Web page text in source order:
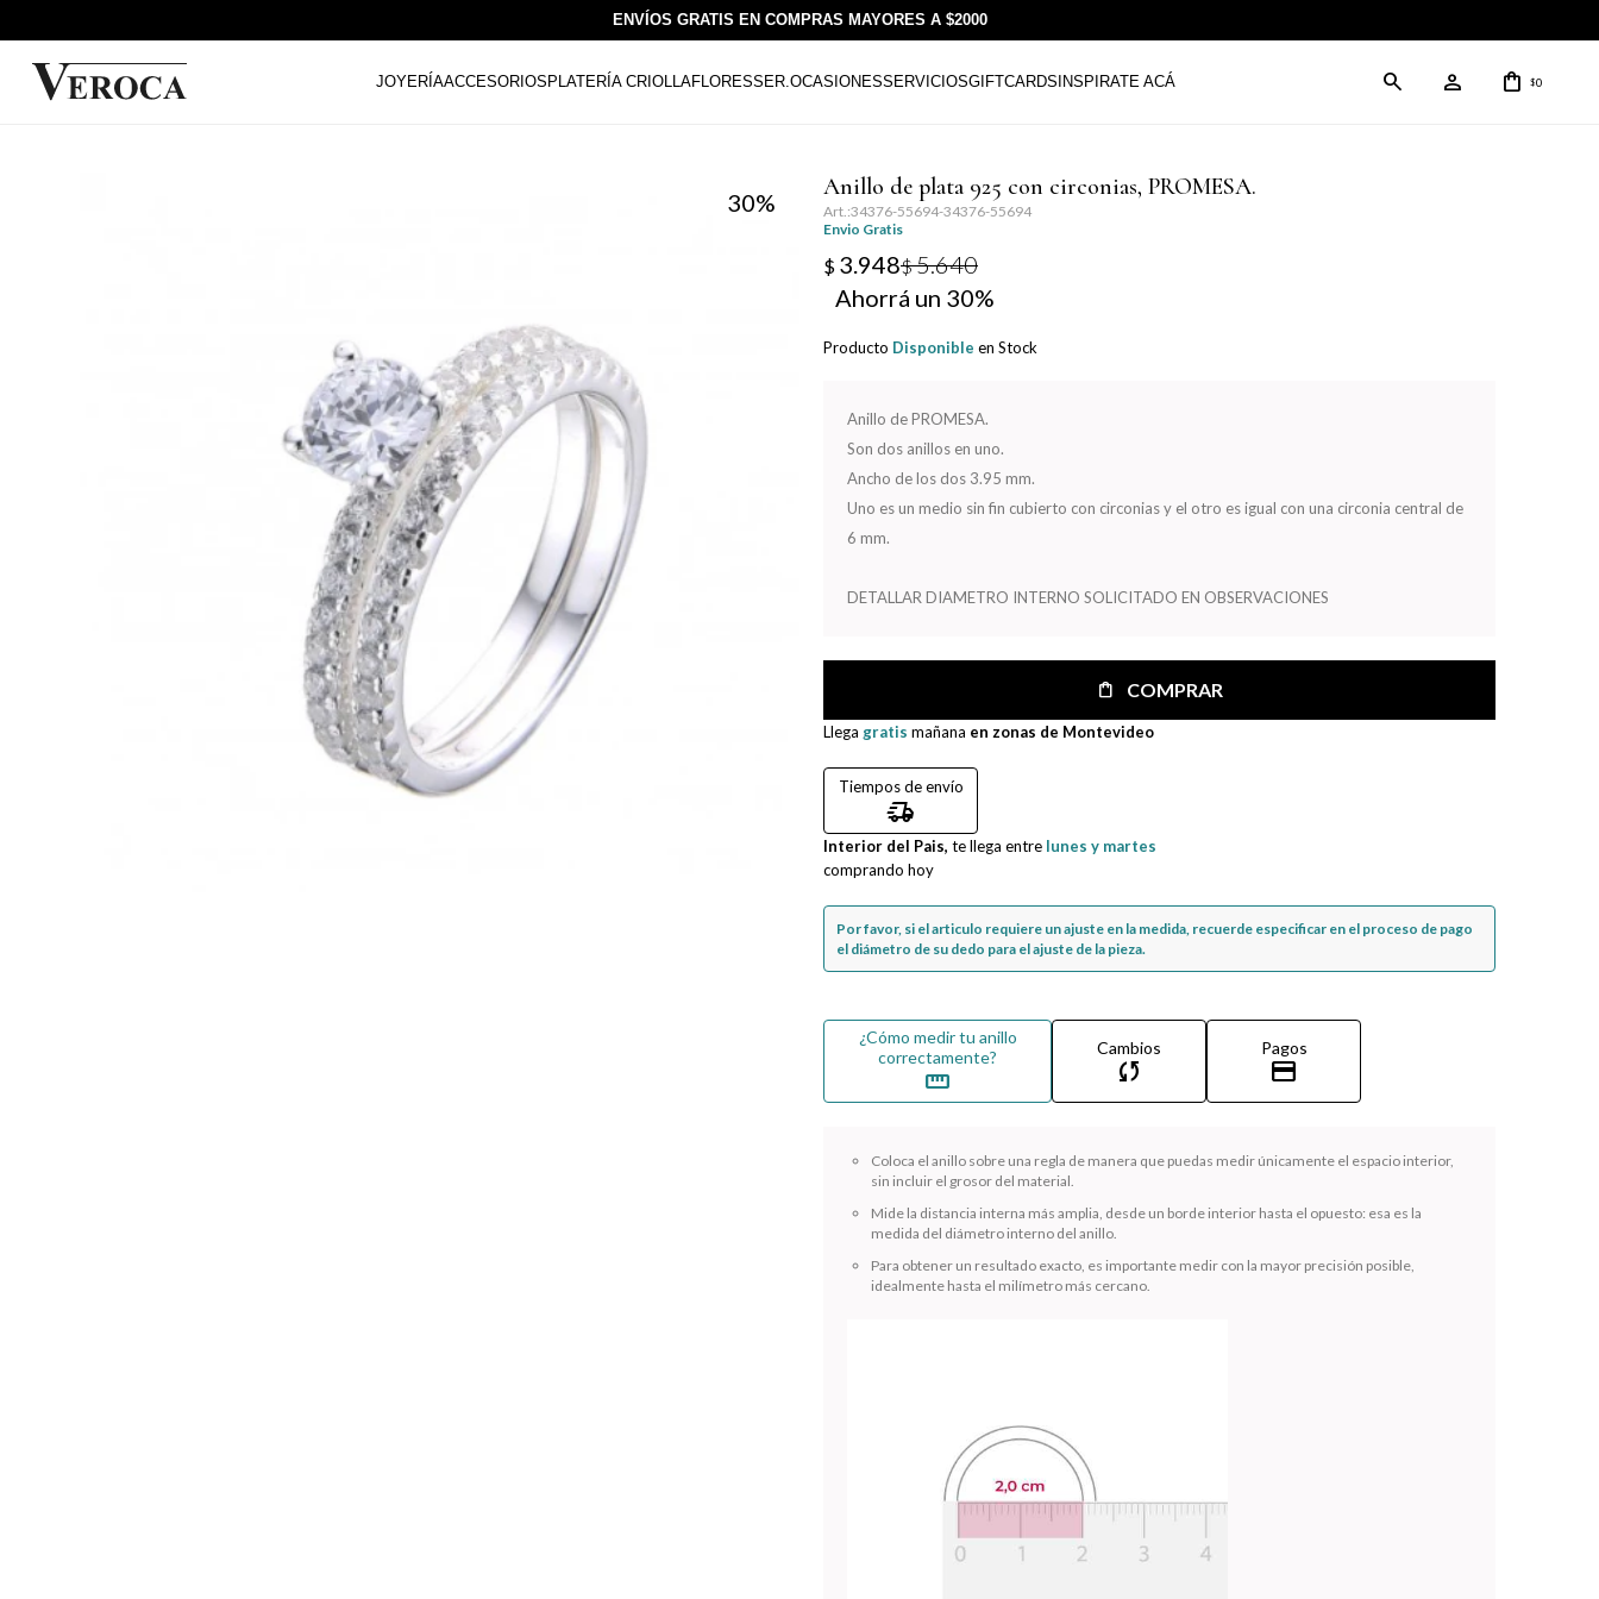
ENVÍOS GRATIS EN COMPRAS MAYORES A $2000
JOYERÍAACCESORIOS PLATERÍA CRIOLLAFLORESSER.OCASIONESSERVICIOSGIFTCARDS INSPIRATE ACÁ $0
30
Anillo de plata 925 con circonias, PROMESA.
34376-55694-34376-55694
Envio Gratis
$ 3.948$5.640
30
Producto Disponible en Stock
Anillo de PROMESA.
Son dos anillos en uno.
Ancho de los dos 3.95 mm.
Uno es un medio sin fin cubierto con circonias y el otro es igual con una circonia central de
6 mm.
DETALLAR DIAMETRO INTERNO SOLICITADO EN OBSERVACIONES
COMPRAR
Llega gratis mañana en zonas de Montevideo
Tiempos de envío
delivery_truck_speed
Interior del Pais, te llega entre lunes y martes
comprando hoy
Por favor, si el articulo requiere un ajuste en la medida, recuerde especificar en el proceso de pago
el diámetro de su dedo para el ajuste de la pieza.
¿Cómo medir tu anillo
correctamente?
straighten
Cambios
sync
Pagos
credit_card
Coloca el anillo sobre una regla de manera que puedas medir únicamente el espacio interior,
sin incluir el grosor del material.
Mide la distancia interna más amplia, desde un borde interior hasta el opuesto: esa es la
medida del diámetro interno del anillo.
Para obtener un resultado exacto, es importante medir con la mayor precisión posible,
idealmente hasta el milímetro más cercano.
Comprá en 3 cuotas sin recargo o hasta en 12